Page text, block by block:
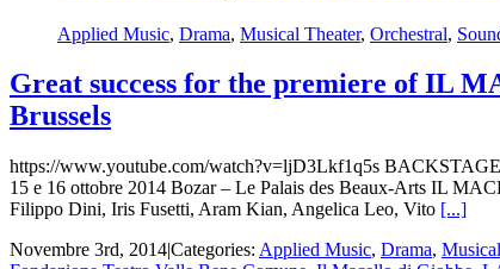
Applied Music, Drama, Musical Theater, Orchestral,
Great success for the premiere of IL
Brussels
https://www.youtube.com/watch?v=ljD3Lkf1q5s
15 e 16 ottobre 2014 Bozar – Le Palais des Beaux-Arts IL
Filippo Dini, Iris Fusetti, Aram Kian, Angelica Leo, Vito [...]
Novembre 3rd, 2014|Categories: Applied Music, Drama,